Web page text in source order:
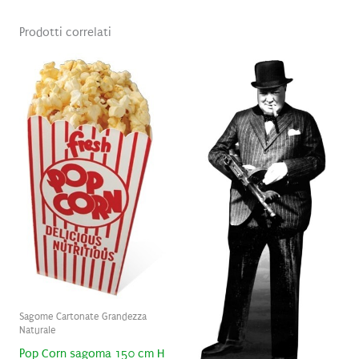
Prodotti correlati
Sagome Cartonate Grandezza
Naturale
Pop Corn sagoma 150 cm H